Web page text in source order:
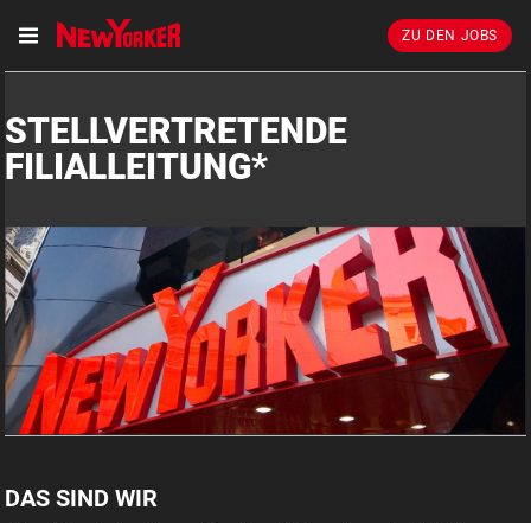
ZU DEN JOBS
STELLVERTRETENDE
FILIALLEITUNG*
DAS SIND WIR